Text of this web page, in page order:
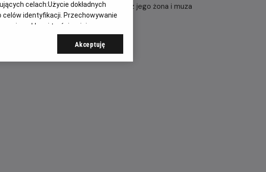
tamtych czasów na czele, oraz jego żona i muza
celach:Użycie dokładnych
identyfikacji. Przechowywanie
reklam i treści, opinie
Akceptuję